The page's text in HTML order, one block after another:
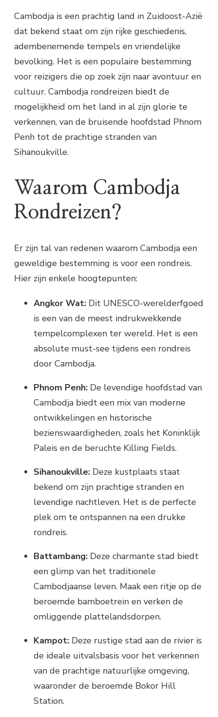
Cambodja is een prachtig land in Zuidoost-Azië
dat bekend staat om zijn rijke geschiedenis,
adembenemende tempels en vriendelijke
bevolking. Het is een populaire bestemming
voor reizigers die op zoek zijn naar avontuur en
cultuur. Cambodja rondreizen biedt de
mogelijkheid om het land in al zijn glorie te
verkennen, van de bruisende hoofdstad Phnom
Penh tot de prachtige stranden van
Sihanoukville.
Waarom Cambodja
Rondreizen?
Er zijn tal van redenen waarom Cambodja een
geweldige bestemming is voor een rondreis.
Hier zijn enkele hoogtepunten:
Angkor Wat: Dit UNESCO-werelderfgoed
is een van de meest indrukwekkende
tempelcomplexen ter wereld. Het is een
absolute must-see tijdens een rondreis
door Cambodja.
Phnom Penh: De levendige hoofdstad van
Cambodja biedt een mix van moderne
ontwikkelingen en historische
bezienswaardigheden, zoals het Koninklijk
Paleis en de beruchte Killing Fields.
Sihanoukville: Deze kustplaats staat
bekend om zijn prachtige stranden en
levendige nachtleven. Het is de perfecte
plek om te ontspannen na een drukke
rondreis.
Battambang: Deze charmante stad biedt
een glimp van het traditionele
Cambodjaanse leven. Maak een ritje op de
beroemde bamboetrein en verken de
omliggende plattelandsdorpen.
Kampot: Deze rustige stad aan de rivier is
de ideale uitvalsbasis voor het verkennen
van de prachtige natuurlijke omgeving,
waaronder de beroemde Bokor Hill
Station.